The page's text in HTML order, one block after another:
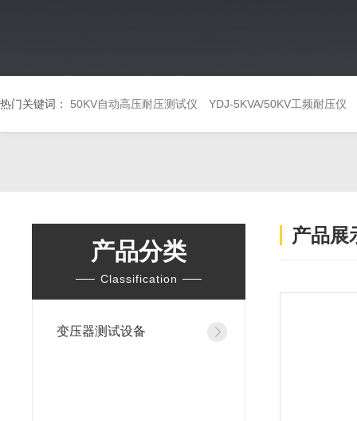
热门关键词： 50KV自动高压耐压测试仪 YDJ-5KVA/50KV工频耐压仪
产品分类
Classification
变压器测试设备
产品展